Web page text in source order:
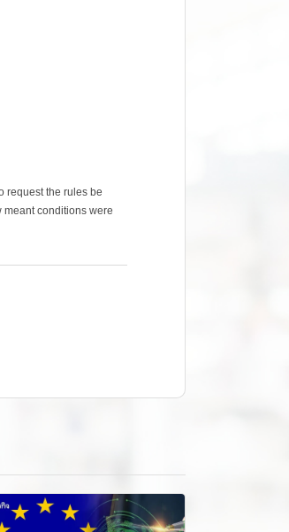
request the rules be
meant conditions were